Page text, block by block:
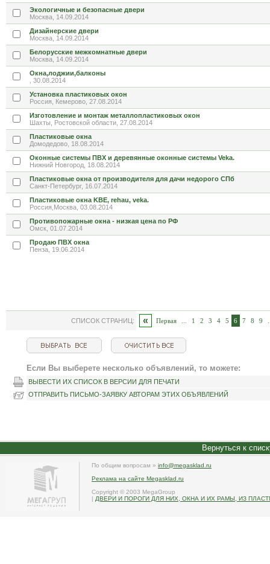
Экологичные и безопасные двери
Москва, 14.09.2014
Дизайнерские двери
Москва, 14.09.2014
Белорусские межкомнатные двери
Москва, 14.09.2014
Окна,лоджии,балконы
, 30.08.2014
Установка пластиковых окон
Россия, Кемерово, 27.08.2014
Изготовление и монтаж металлопластиковых окон
Шахты, Ростовской области, 27.08.2014
Пластиковые окна
Домодедово, 18.08.2014
Оконные системы ПВХ и деревянные оконные системы Veka.
Нижний Новгород, 18.08.2014
Пластиковые окна от производителя для дачи недорого СПб
Санкт-Петербург, 16.07.2014
Пластиковые окна KBE, rehau, veka.
Россия,Москва, 03.08.2014
Противопожарные окна - низкая цена по РФ
Омск, 01.07.2014
Продаю ПВХ окна
Пенза, 19.06.2014
СПИСОК СТРАНИЦ: « Первая 1 2 3 4 5 6 7 8 9
Если Вы выберете несколько объявлений, то можете:
ВЫВЕСТИ ИХ СПИСОК В ВЕРСИИ ДЛЯ ПЕЧАТИ
ОТПРАВИТЬ ПИСЬМО-ЗАЯВКУ АВТОРАМ ЭТИХ ОБЪЯВЛЕНИЙ
Вернуться к
По общим вопросам » info@megasklad.ru
Реклама на сайте Megasklad.ru
Copyright © 2003 MegaGroup
| ДВЕРИ И ПОРОГИ ДЛЯ НИХ, ОКНА И ИХ РАМЫ, ИЗ